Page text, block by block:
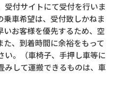
受付サイトにて受付を行いま
車希望は、受付致しかねま
いお客様を優先するため、空
た、到着時間に余裕をもって
い。（車椅子、手押し車等に
みして運搬できるものは、車